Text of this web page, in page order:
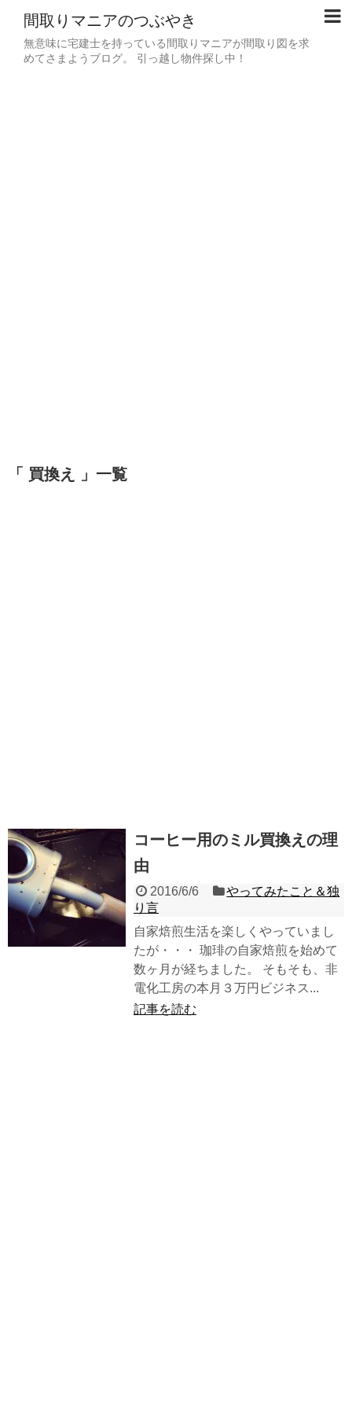
間取りマニアのつぶやき
無意味に宅建士を持っている間取りマニアが間取り図を求
めてさまようブログ。 引っ越し物件探し中！
「 買換え 」一覧
コーヒー用のミル買換えの理
由
2016/6/6
やってみたこと＆独
り言
自家焙煎生活を楽しくやっていまし
たが・・・ 珈琲の自家焙煎を始めて
数ヶ月が経ちました。 そもそも、非
電化工房の本月３万円ビジネス...
記事を読む